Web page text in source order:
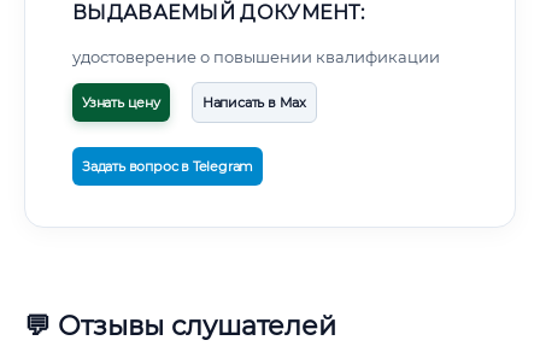
ВЫДАВАЕМЫЙ ДОКУМЕНТ:
удостоверение о повышении квалификации
Узнать цену Написать в Max
Задать вопрос в Telegram
💬 Отзывы слушателей